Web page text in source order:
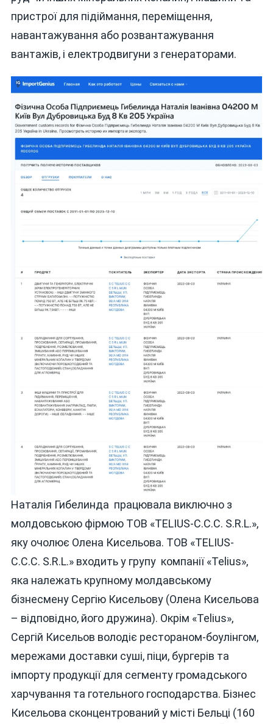
пристрої для підіймання, переміщення,
навантажування або розвантажування
вантажів, і електродвигуни з генераторами.
Наталія Гибелинда працювала виключно з
молдовською фірмою ТОВ «TELIUS-C.C.C. S.R.L.»,
яку очолює Олена Кисельова. ТОВ «TELIUS-
C.C.C. S.R.L.» входить у групу компанії «Telius»,
яка належать крупному молдавському
бізнесмену Сергію Кисельову (Олена Кисельова
– відповідно, його дружина). Окрім «Telius»,
Сергій Кисельов володіє рестораном-боулінгом,
мережами доставки суші, піци, бургерів та
імпорту продукції для сегменту громадського
харчування та готельного господарства. Бізнес
Кисельова сконцентрований у місті Бельці (160